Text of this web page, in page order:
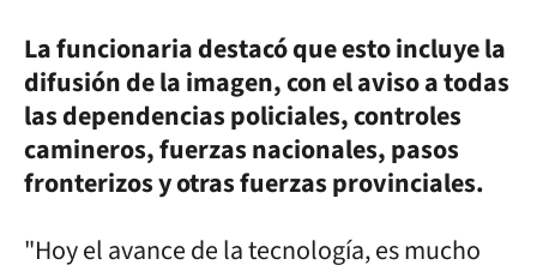
La funcionaria destacó que esto incluye la
difusión de la imagen, con el aviso a todas
las dependencias policiales, controles
camineros, fuerzas nacionales, pasos
fronterizos y otras fuerzas provinciales.
"Hoy el avance de la tecnología, es mucho